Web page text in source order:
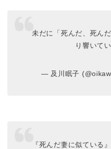
未だに「死んだ、死ん
り響いて
— 及川眠子
『死んだ妻に似ている